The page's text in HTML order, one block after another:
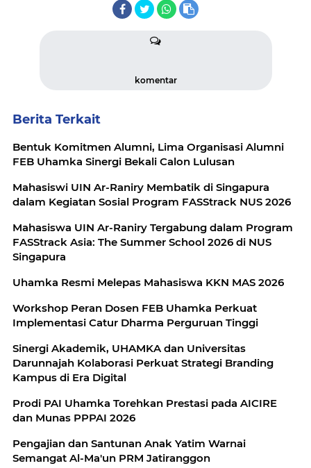
komentar
Berita Terkait
Bentuk Komitmen Alumni, Lima Organisasi Alumni
FEB Uhamka Sinergi Bekali Calon Lulusan
Mahasiswi UIN Ar-Raniry Membatik di Singapura
dalam Kegiatan Sosial Program FASStrack NUS 2026
Mahasiswa UIN Ar-Raniry Tergabung dalam Program
FASStrack Asia: The Summer School 2026 di NUS
Singapura
Uhamka Resmi Melepas Mahasiswa KKN MAS 2026
Workshop Peran Dosen FEB Uhamka Perkuat
Implementasi Catur Dharma Perguruan Tinggi
Sinergi Akademik, UHAMKA dan Universitas
Darunnajah Kolaborasi Perkuat Strategi Branding
Kampus di Era Digital
Prodi PAI Uhamka Torehkan Prestasi pada AICIRE
dan Munas PPPAI 2026
Pengajian dan Santunan Anak Yatim Warnai
Semangat Al-Ma'un PRM Jatiranggon